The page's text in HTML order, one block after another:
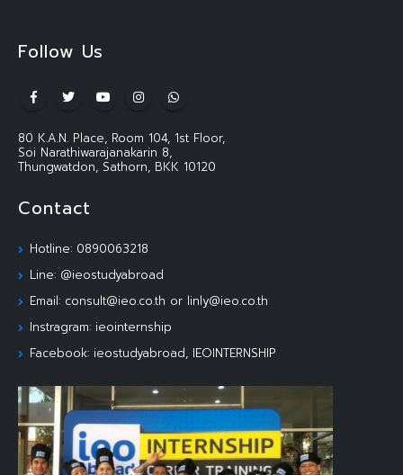
Follow Us
80 K.A.N. Place, Room 104, 1st Floor,
Soi Narathiwarajanakarin 8,
Thungwatdon, Sathorn, BKK 10120
Contact
Hotline: 0890063218
Line: @ieostudyabroad
Email: consult@ieo.co.th or linly@ieo.co.th
Instragram: ieointernship
Facebook: ieostudyabroad, IEOINTERNSHIP